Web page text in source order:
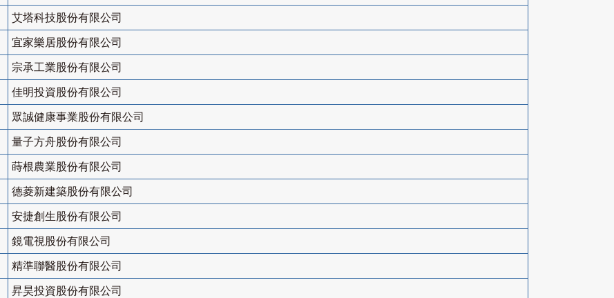
艾塔科技股份有限公司
宜家樂居股份有限公司
宗承工業股份有限公司
佳明投資股份有限公司
眾誠健康事業股份有限公司
量子方舟股份有限公司
蒔根農業股份有限公司
德菱新建築股份有限公司
安捷創生股份有限公司
鏡電視股份有限公司
精準聯醫股份有限公司
昇昊投資股份有限公司